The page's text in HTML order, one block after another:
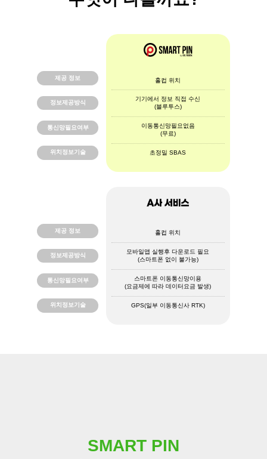
제공 정보
정보제공방식
통신망필요여부
위치정보기술
홀컵 위치
기기에서 정보 직접 수신
(블루투스)
이동통신망필요없음
(무료)
초정밀 SBAS
제공 정보
정보제공방식
통신망필요여부
위치정보기술
홀컵 위치
모바일앱 실행후 다운로드 필요
(스마트폰 없이 불가능)
스마트폰 이동통신망이용
(요금제에 따라 데이터요금 발생)
GPS(일부 이동통신사 RTK)
SMART PIN